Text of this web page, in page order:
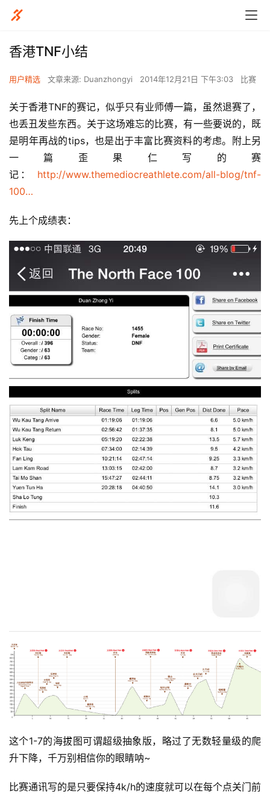
香港TNF小结
用户精选 文章来源: Duanzhongyi 2014年12月21日 下午3:03 比赛
关于香港TNF的赛记，似乎只有业师傅一篇，虽然退赛了，
也丢丑发些东西。关于这场难忘的比赛，有一些要说的，既
是明年再战的tips，也是出于丰富比赛资料的考虑。附上另
一篇歪果仁写的赛
记： http://www.themediocreathlete.com/all-blog/tnf-
100…
先上个成绩表：
这个1-7的海拔图可谓超级抽象版，略过了无数轻量级的爬
升下降，千万别相信你的眼睛呐~
比赛通讯写的是只要保持4k/h的速度就可以在每个点关门前